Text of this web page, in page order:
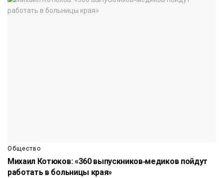
Общество
Михаил Котюков: «360 выпускников‑медиков пойдут
работать в больницы края»